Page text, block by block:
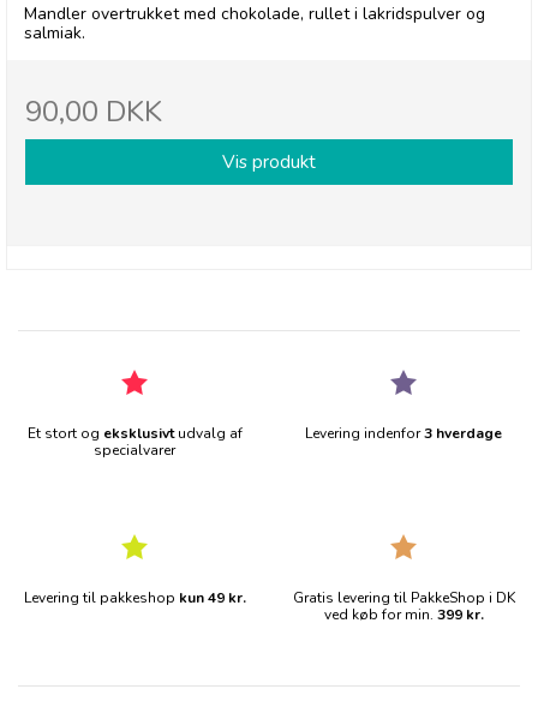
Mandler overtrukket med chokolade, rullet i lakridspulver og
salmiak.
90,00 DKK
Vis produkt
Et stort og eksklusivtudvalg af
specialvarer
Levering indenfor3 hverdage
Levering til pakkeshop kun 49 kr.
Gratis levering til PakkeShop i DK
ved køb for min. 399 kr.